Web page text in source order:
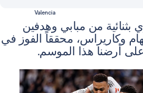
من مبابي وهدفين
محققاً الفوز في
هذا الموسم.